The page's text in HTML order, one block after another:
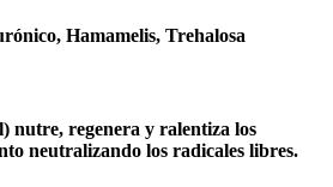
Hamamelis, Trehalosa
nutre, regenera y ralentiza los
neutralizando los radicales libres.